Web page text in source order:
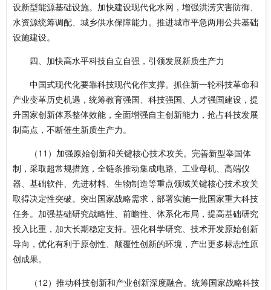
设新型能源基础设施。加快建设现代化水网，增强洪涝灾害防御、
水资源统筹调配、城乡供水保障能力。推进城市平急两用公共基础
设施建设。
四、加快高水平科技自立自强，引领发展新质生产力
中国式现代化要靠科技现代化作支撑。抓住新一轮科技革命和
产业变革历史机遇，统筹教育强国、科技强国、人才强国建设，提
升国家创新体系整体效能，全面增强自主创新能力，抢占科技发展
制高点，不断催生新质生产力。
（11）加强原始创新和关键核心技术攻关。完善新型举国体
制，采取超常规措施，全链条推动集成电路、工业母机、高端仪
器、基础软件、先进材料、生物制造等重点领域关键核心技术攻关
取得决定性突破。突出国家战略需求，部署实施一批国家重大科技
任务。加强基础研究战略性、前瞻性、体系化布局，提高基础研究
投入比重，加大长期稳定支持。强化科学研究、技术开发原始创新
导向，优化有利于原创性、颠覆性创新的环境，产出更多标志性原
创成果。
（12）推动科技创新和产业创新深度融合。统筹国家战略科技